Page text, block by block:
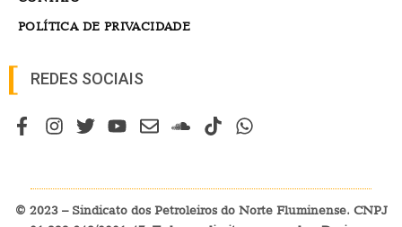
POLÍTICA DE PRIVACIDADE
REDES SOCIAIS
© 2023 – Sindicato dos Petroleiros do Norte Fluminense. CNPJ